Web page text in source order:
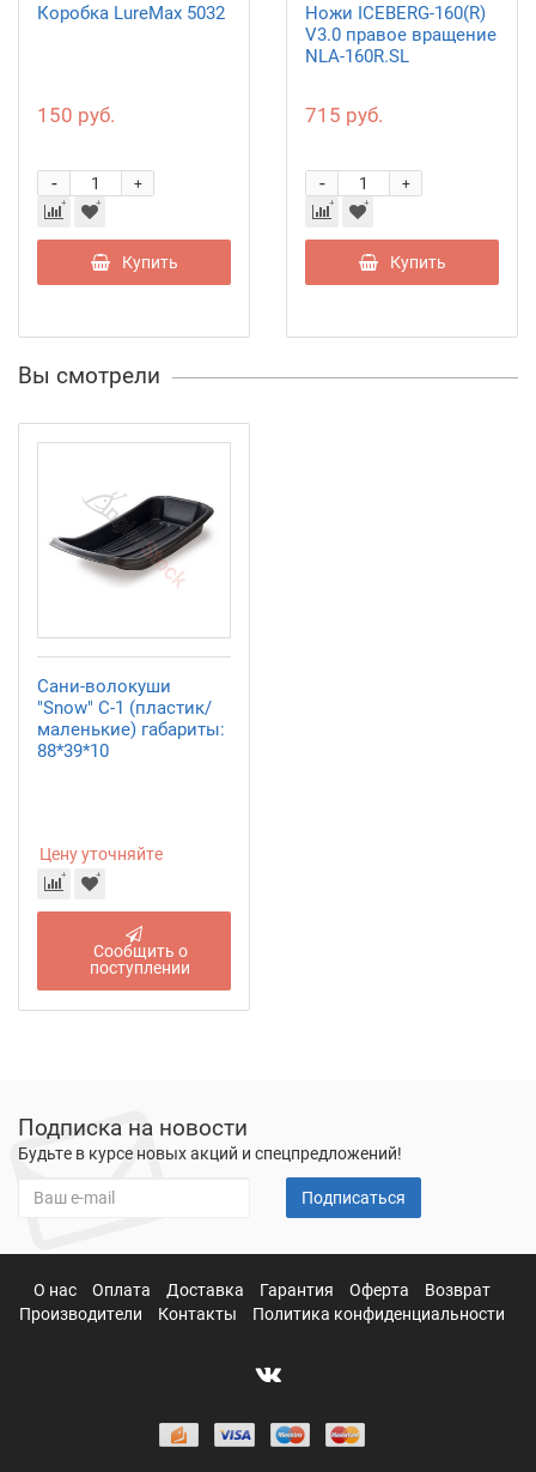
Коробка LureMax 5032
150 руб.
+
-
Купить
Ножи ICEBERG-160(R)
V3.0 правое вращение
NLA-160R.SL
715 руб.
+
-
Купить
Вы смотрели
Сани-волокуши
"Snow" С-1 (пластик/
маленькие) габариты:
88*39*10
Цену уточняйте
Сообщить о
поступлении
Подписка на новости
Будьте в курсе новых акций и спецпредложений!
Подписаться
О нас Оплата Доставка Гарантия Оферта
Возврат
Производители
Контакты Политика конфиденциальности